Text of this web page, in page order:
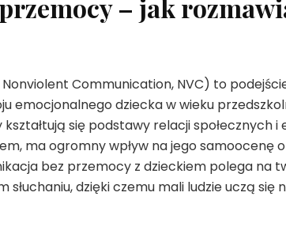
– jak
Communication, NVC) to
emocjonalnego dziecka w wieku
się podstawy relacji społecznych
ma ogromny wpływ na jego samoocenę
bez przemocy z dzieckiem polega na
słuchaniu, dzięki czemu mali ludzie uczą się